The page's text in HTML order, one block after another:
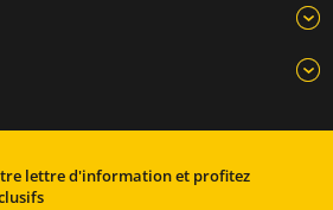
lettre d'information et profitez